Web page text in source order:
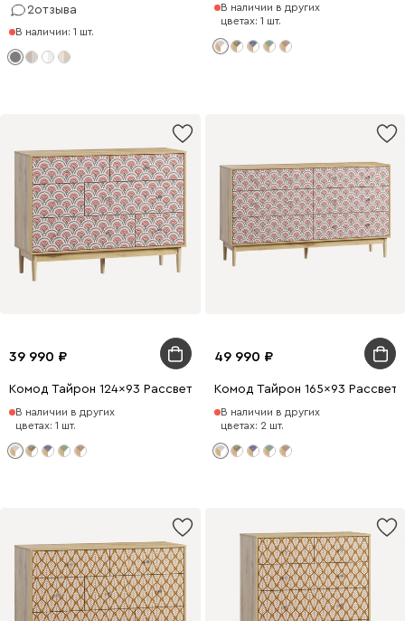
2отзыва
В наличии: 1 шт.
В наличии в других
цветах: 1 шт.
39 990
Комод Тайрон 124x93 Рассвет ​
В наличии в других
цветах: 1 шт.
49 990
Комод Тайрон 165x93 Рассвет ​
В наличии в других
цветах: 2 шт.